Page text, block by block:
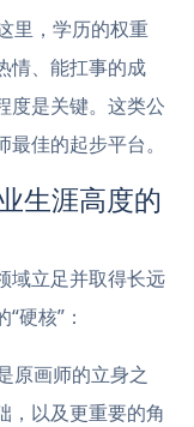
里，学历的权重
情、能扛事的成
度是关键。这类公
佳的起步平台。
生涯高度的
域立足并取得长远
硬核”：
原画师的立身之
，以及更重要的角